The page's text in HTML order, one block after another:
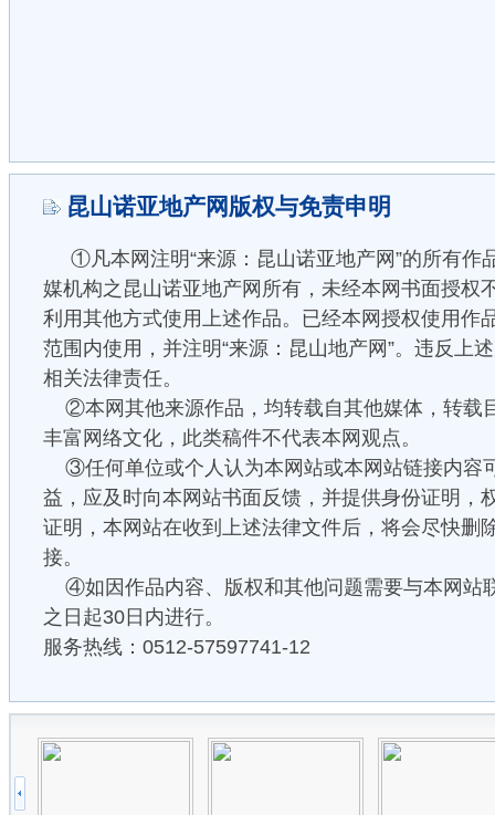
昆山诺亚地产网版权与免责申明
①凡本网注明“来源：昆山诺亚地产网”的所有作
媒机构之昆山诺亚地产网所有，未经本网书面授权
利用其他方式使用上述作品。已经本网授权使用作
范围内使用，并注明“来源：昆山地产网”。违反上
相关法律责任。
②本网其他来源作品，均转载自其他媒体，转载
丰富网络文化，此类稿件不代表本网观点。
③任何单位或个人认为本网站或本网站链接内容
益，应及时向本网站书面反馈，并提供身份证明，
证明，本网站在收到上述法律文件后，将会尽快删
接。
④如因作品内容、版权和其他问题需要与本网站
之日起30日内进行。
服务热线：0512-57597741-12